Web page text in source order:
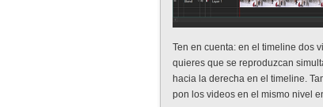
Ten en cuenta: en el timeline dos
quieres que se reproduzcan
hacia la derecha en el timeline.
pon los videos en el mismo nivel